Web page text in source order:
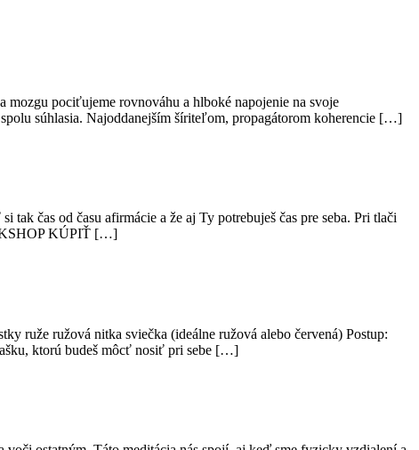
mozgu pociťujeme rovnováhu a hlboké napojenie na svoje
súhlasia. Najoddanejším šíriteľom, propagátorom koherencie […]
čas od času afirmácie a že aj Ty potrebuješ čas pre seba. Pri tlači
KÚPIŤ […]
ruže ružová nitka sviečka (ideálne ružová alebo červená) Postup:
ktorú budeš môcť nosiť pri sebe […]